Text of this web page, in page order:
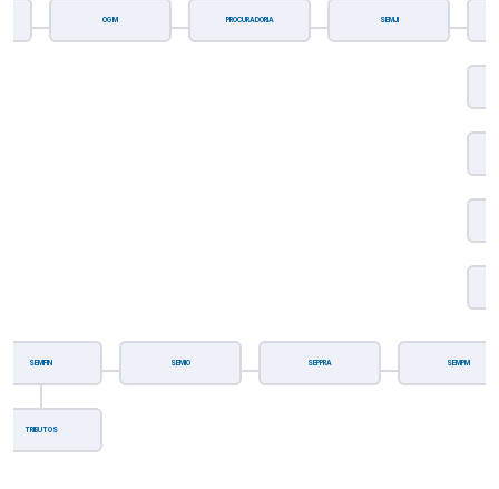
OGM PROCURADORIA SEMJI
SEMFIN
TRIBUTOS
SEMIO SEPPRA SEMPM